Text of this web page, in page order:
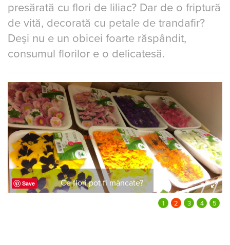
Producători de vin
Promovează afacerea ta
presărată cu flori de liliac? Dar de o friptură
de vită, decorată cu petale de trandafir?
Deşi nu e un obicei foarte răspândit,
consumul florilor e o delicatesă.
Save Ce flori pot fi mâncate?